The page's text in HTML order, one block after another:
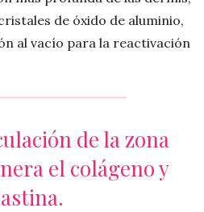
de óxido de aluminio,
al vacío para la reactivación
de la zona
el colágeno y